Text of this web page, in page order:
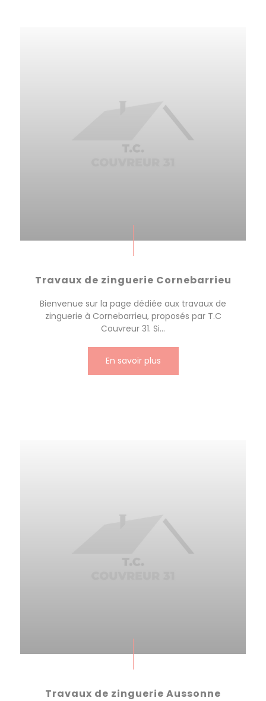
Travaux de zinguerie Cornebarrieu
Bienvenue sur la page dédiée aux travaux de
zinguerie à Cornebarrieu, proposés par T.C
Couvreur 31. Si...
En savoir plus
Travaux de zinguerie Aussonne